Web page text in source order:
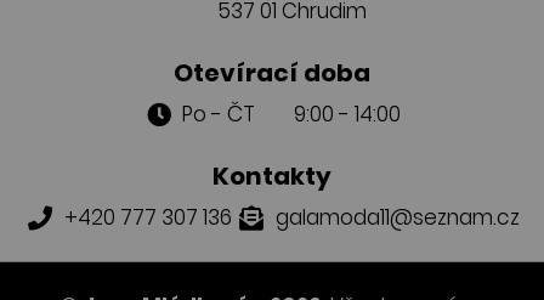
537 01 Chrudim
Otevírací doba
Po - ČT 9:00 - 14:00
Kontakty
+420 777 307 136 galamoda11@seznam.cz